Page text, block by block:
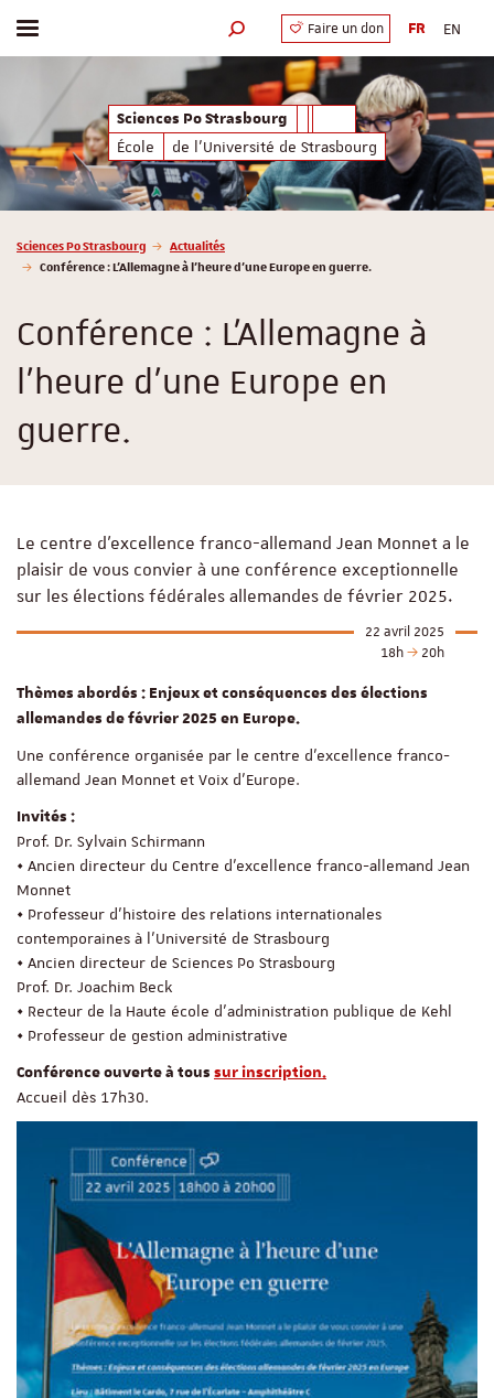
Sciences Po Strasbourg
École
de l'Université de Strasbourg
Afficher / masquer le menu Moteur de recherche
Faire un don FR EN
Vous êtes ici :
Sciences Po Strasbourg
Actualités
Conférence : L'Allemagne à l'heure d'une Europe en guerre.
Conférence : L'Allemagne à
l'heure d'une Europe en
guerre.
Le centre d’excellence franco-allemand Jean Monnet a le
plaisir de vous convier à une conférence exceptionnelle
sur les élections fédérales allemandes de février 2025.
22 avril 2025
18h
20h
Thèmes abordés : Enjeux et conséquences des élections
allemandes de février 2025 en Europe.
Une conférence organisée par le centre d’excellence franco-
allemand Jean Monnet et Voix d'Europe.
Invités :
Prof. Dr. Sylvain Schirmann
• Ancien directeur du Centre d’excellence franco-allemand Jean
Monnet
• Professeur d’histoire des relations internationales
contemporaines à l’Université de Strasbourg
• Ancien directeur de Sciences Po Strasbourg
Prof. Dr. Joachim Beck
• Recteur de la Haute école d'administration publique de Kehl
• Professeur de gestion administrative
Conférence ouverte à tous sur inscription.
Accueil dès 17h30.